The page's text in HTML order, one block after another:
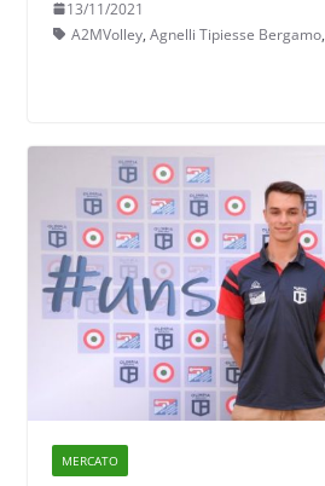
13/11/2021
A2MVolley, Agnelli Tipiesse Bergamo,
MERCATO